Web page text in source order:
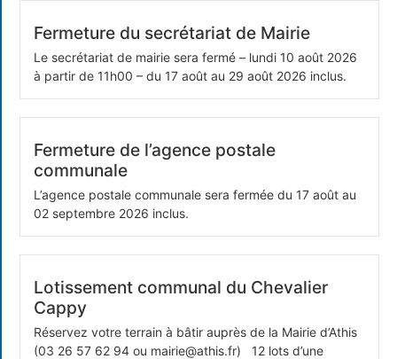
Fermeture du secrétariat de Mairie
Le secrétariat de mairie sera fermé – lundi 10 août 2026
à partir de 11h00 – du 17 août au 29 août 2026 inclus.
Fermeture de l’agence postale
communale
L’agence postale communale sera fermée du 17 août au
02 septembre 2026 inclus.
Lotissement communal du Chevalier
Cappy
Réservez votre terrain à bâtir auprès de la Mairie d’Athis
(03 26 57 62 94 ou mairie@athis.fr) 12 lots d’une